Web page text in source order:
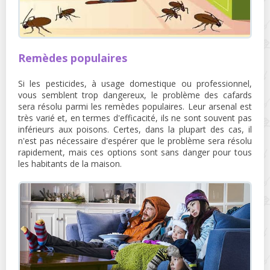
Remèdes populaires
Si les pesticides, à usage domestique ou professionnel,
vous semblent trop dangereux, le problème des cafards
sera résolu parmi les remèdes populaires. Leur arsenal est
très varié et, en termes d'efficacité, ils ne sont souvent pas
inférieurs aux poisons. Certes, dans la plupart des cas, il
n'est pas nécessaire d'espérer que le problème sera résolu
rapidement, mais ces options sont sans danger pour tous
les habitants de la maison.